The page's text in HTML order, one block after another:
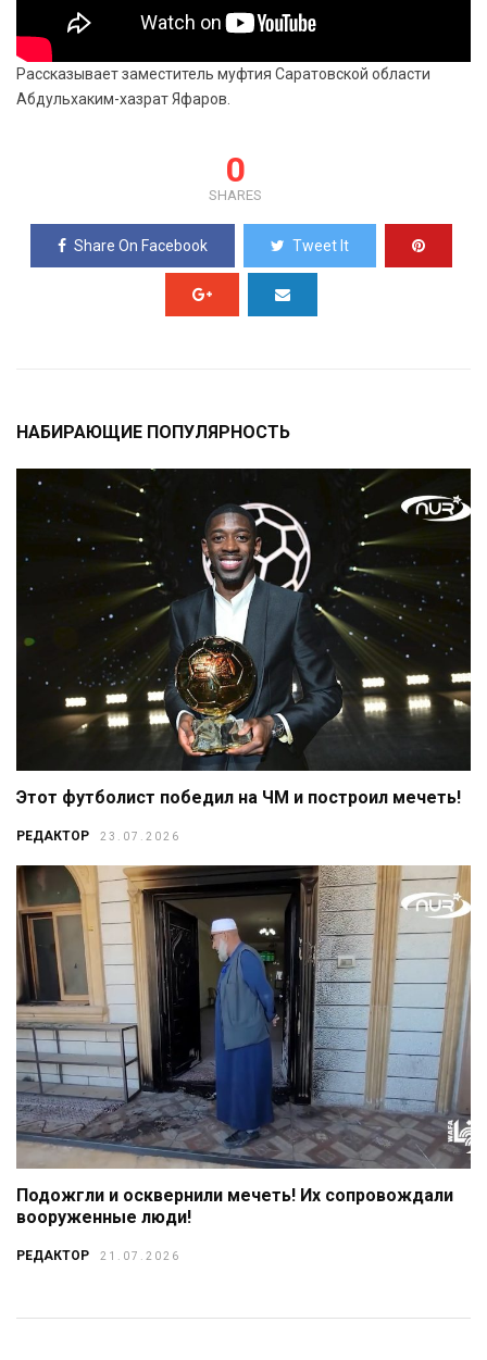
Рассказывает заместитель муфтия Саратовской области
Абдульхаким-хазрат Яфаров.
0
SHARES
Share On Facebook Tweet It
НАБИРАЮЩИЕ ПОПУЛЯРНОСТЬ
Этот футболист победил на ЧМ и построил мечеть!
РЕДАКТОР 23.07.2026
Подожгли и осквернили мечеть! Их сопровождали
вооруженные люди!
РЕДАКТОР 21.07.2026